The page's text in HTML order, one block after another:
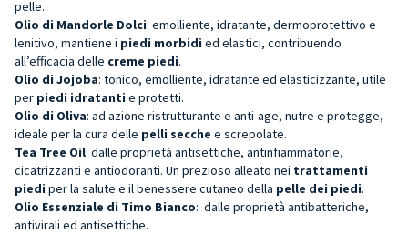
pelle.
Olio di Mandorle Dolci: emolliente, idratante, dermoprotettivo e
lenitivo, mantiene i piedi morbidi ed elastici, contribuendo
all’efficacia delle creme piedi.
Olio di Jojoba: tonico, emolliente, idratante ed elasticizzante, utile
per piedi idratanti e protetti.
Olio di Oliva: ad azione ristrutturante e anti-age, nutre e protegge,
ideale per la cura delle pelli secche e screpolate.
Tea Tree Oil: dalle proprietà antisettiche, antinfiammatorie,
cicatrizzanti e antiodoranti. Un prezioso alleato nei trattamenti
piedi per la salute e il benessere cutaneo della pelle dei piedi.
Olio Essenziale di Timo Bianco: dalle proprietà antibatteriche,
antivirali ed antisettiche.